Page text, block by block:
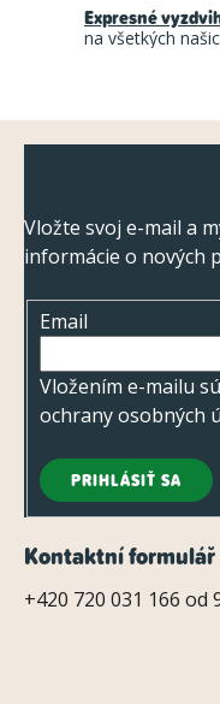
Expresné
na všetkých
Vložte svoj e-mail a
informácie o nových
Email
Vložením e-mailu
ochrany osobných
PRIHLÁSIŤ SA
Kontaktní formulář
+420 720 031 166 od